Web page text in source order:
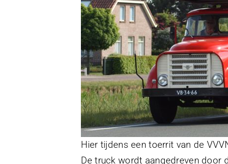
Hier tijdens een toerrit van de
De truck wordt aangedreven door